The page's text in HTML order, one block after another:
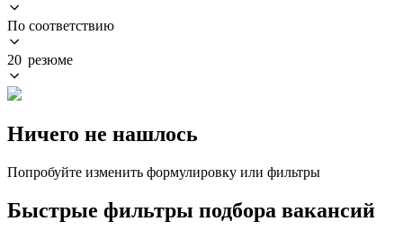
По соответствию
20 резюме
Ничего не нашлось
Попробуйте изменить формулировку или фильтры
Быстрые фильтры подбора вакансий